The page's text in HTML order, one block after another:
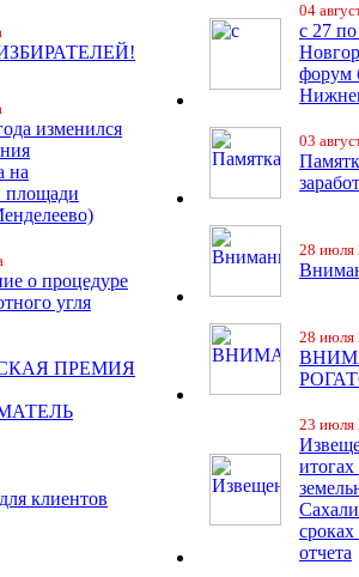
изменился
на
площади
о процедуре
угля
ПРЕМИЯ
клиентов
04
с 27
форум
03
28 июля
28 июля
23 июля
отчета